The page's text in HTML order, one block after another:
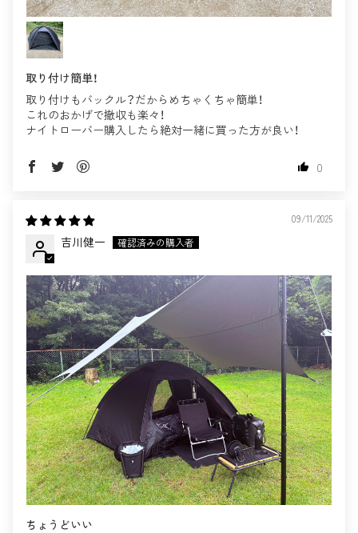
取り付け簡単！
取り付けもバックル？だからめちゃくちゃ簡単！
これのおかげで撤収も楽々！
ナイトローバー購入したら絶対一緒に買った方が良い！
0
09/11/2025
吉川健一
ちょうどいい